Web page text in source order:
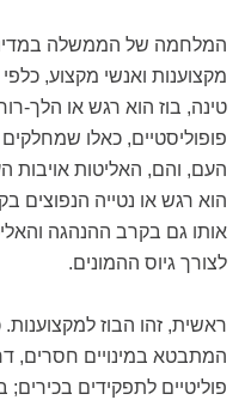
המלחמה של הממשלה במדינה
מקצוענות ואנשי מקצוע,
טינה, בוז הוא רגש או הלך-
פופוליסטיים, כאלו
העם, והם, האליטות אויבות
הוא רגש או נטייה הנפוצים
אותו גם בקרב ההנהגה
לצורך גיוס ההמונים.
ראשית, זהו הבוז
המתבטא במינויים חסרים,
פוליטיים לתפקידים